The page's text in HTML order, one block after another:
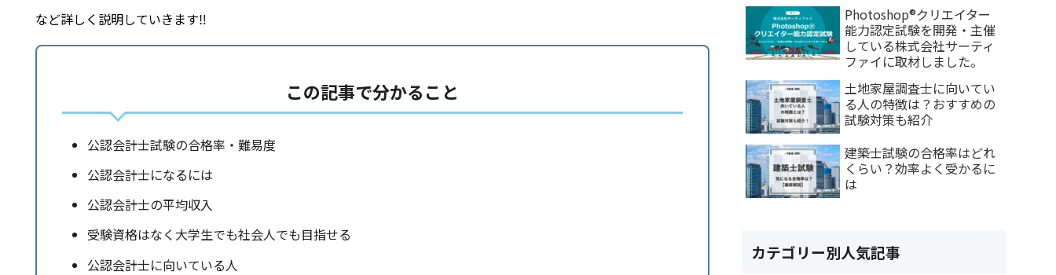
など詳しく説明していきます‼
この記事で分かること
公認会計士試験の合格率・難易度
公認会計士になるには
公認会計士の平均収入
受験資格はなく大学生でも社会人でも目指せる
公認会計士に向いている人
Photoshop®クリエイター
能力認定試験を開発・主催
している株式会社サーティ
ファイに取材しました。
土地家屋調査士に向いてい
る人の特徴は？おすすめの
試験対策も紹介
建築士試験の合格率はどれ
くらい？効率よく受かるに
は
カテゴリー別人気記事